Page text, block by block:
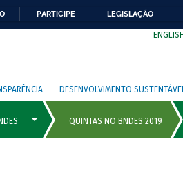
PARTICIPE LEGISLAÇÃO
DESENVOLVIMENTO SUSTENTÁVEL